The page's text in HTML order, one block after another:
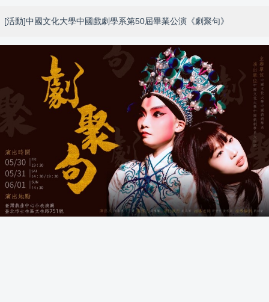
[活動]中國文化大學中國戲劇學系第50屆畢業公演《劇聚句》